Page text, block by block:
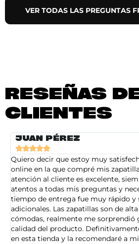
VER TODAS LAS PREGUNTAS
RESEÑAS
CLIENTES
JUAN PÉREZ

Quiero decir que estoy muy
online en la que compré mis
atención al cliente es excelente,
atentos a todas mis preguntas y
tiempo de entrega fue muy rápido y
adicionales. Las zapatillas son de
cómodas, realmente me sorprendió
calidad del producto.
en esta tienda y la recomendaré a